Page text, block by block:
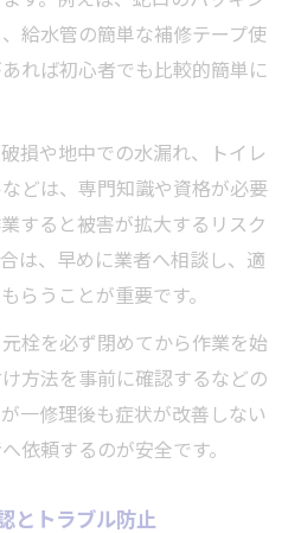
給水管の簡単な補修テープ使
れば初心者でも比較的簡単に
損や地中での水漏れ、トイレ
どは、専門知識や資格が必要
すると被害が拡大するリスク
は、早めに業者へ相談し、適
らうことが重要です。
栓を必ず閉めてから作業を始
方法を事前に確認するなどの
一修理後も症状が改善しない
依頼するのが安全です。
とトラブル防止